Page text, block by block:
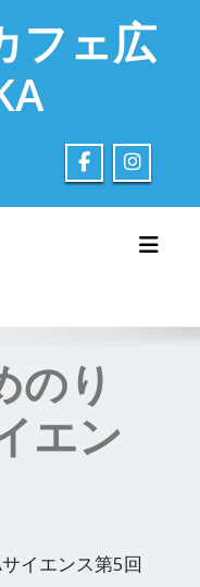
フェ広
のり
エン
イエンス第5回